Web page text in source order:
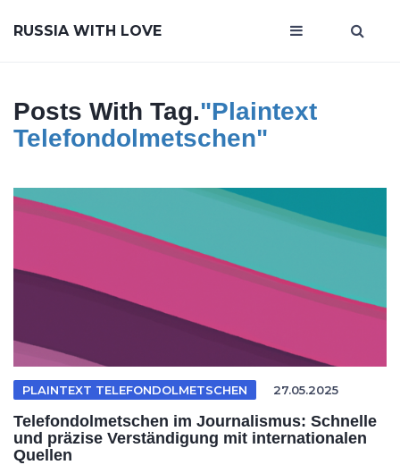
RUSSIA WITH LOVE
Posts With Tag."plaintext
Telefondolmetschen"
PLAINTEXT TELEFONDOLMETSCHEN 27.05.2025
Telefondolmetschen im Journalismus: Schnelle
und präzise Verständigung mit internationalen
Quellen